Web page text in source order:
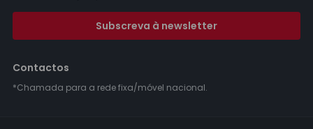
Subscreva à newsletter
Contactos
*Chamada para a rede fixa/móvel nacional.